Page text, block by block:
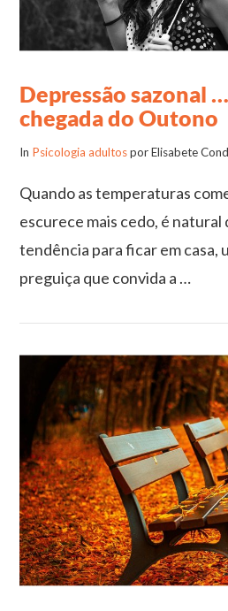
VIEW
Depressão sazonal
chegada do Outono
In Psicologia adultospor Elisabete
Quando as temperaturas
escurece mais cedo, é natural
tendência para ficar em casa,
preguiça que convida a …